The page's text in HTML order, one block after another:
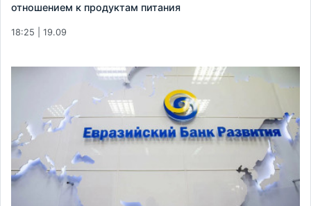
отношением к продуктам питания
18:25 | 19.09